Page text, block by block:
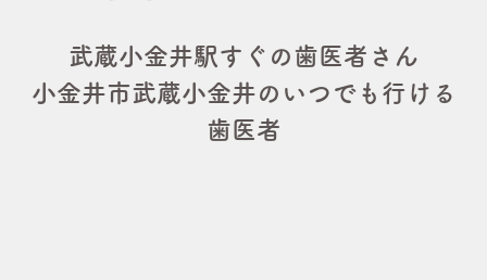
武蔵小金井駅すぐの歯医者さん
小金井市武蔵小金井のいつでも行ける
歯医者